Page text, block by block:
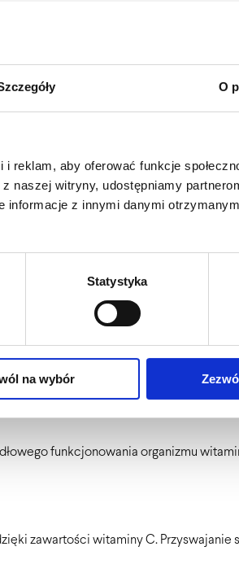
O
reklam, aby oferować funkcje
witryny, udostępniamy
z innymi danymi
Statystyka
na wybór
C, B6, B12, foliany)
żelazo + witaminy: C, D, B6, B12, foliany)
biotyna – witamina B7, foliany)
i składników mineralnych u osób
organizmu: włosów, skóry, paznokci,
przyjmowaniu odpowiednio
i minerałów jest niezwykle
funkcjonowania organizmu
zawartości witaminy C.